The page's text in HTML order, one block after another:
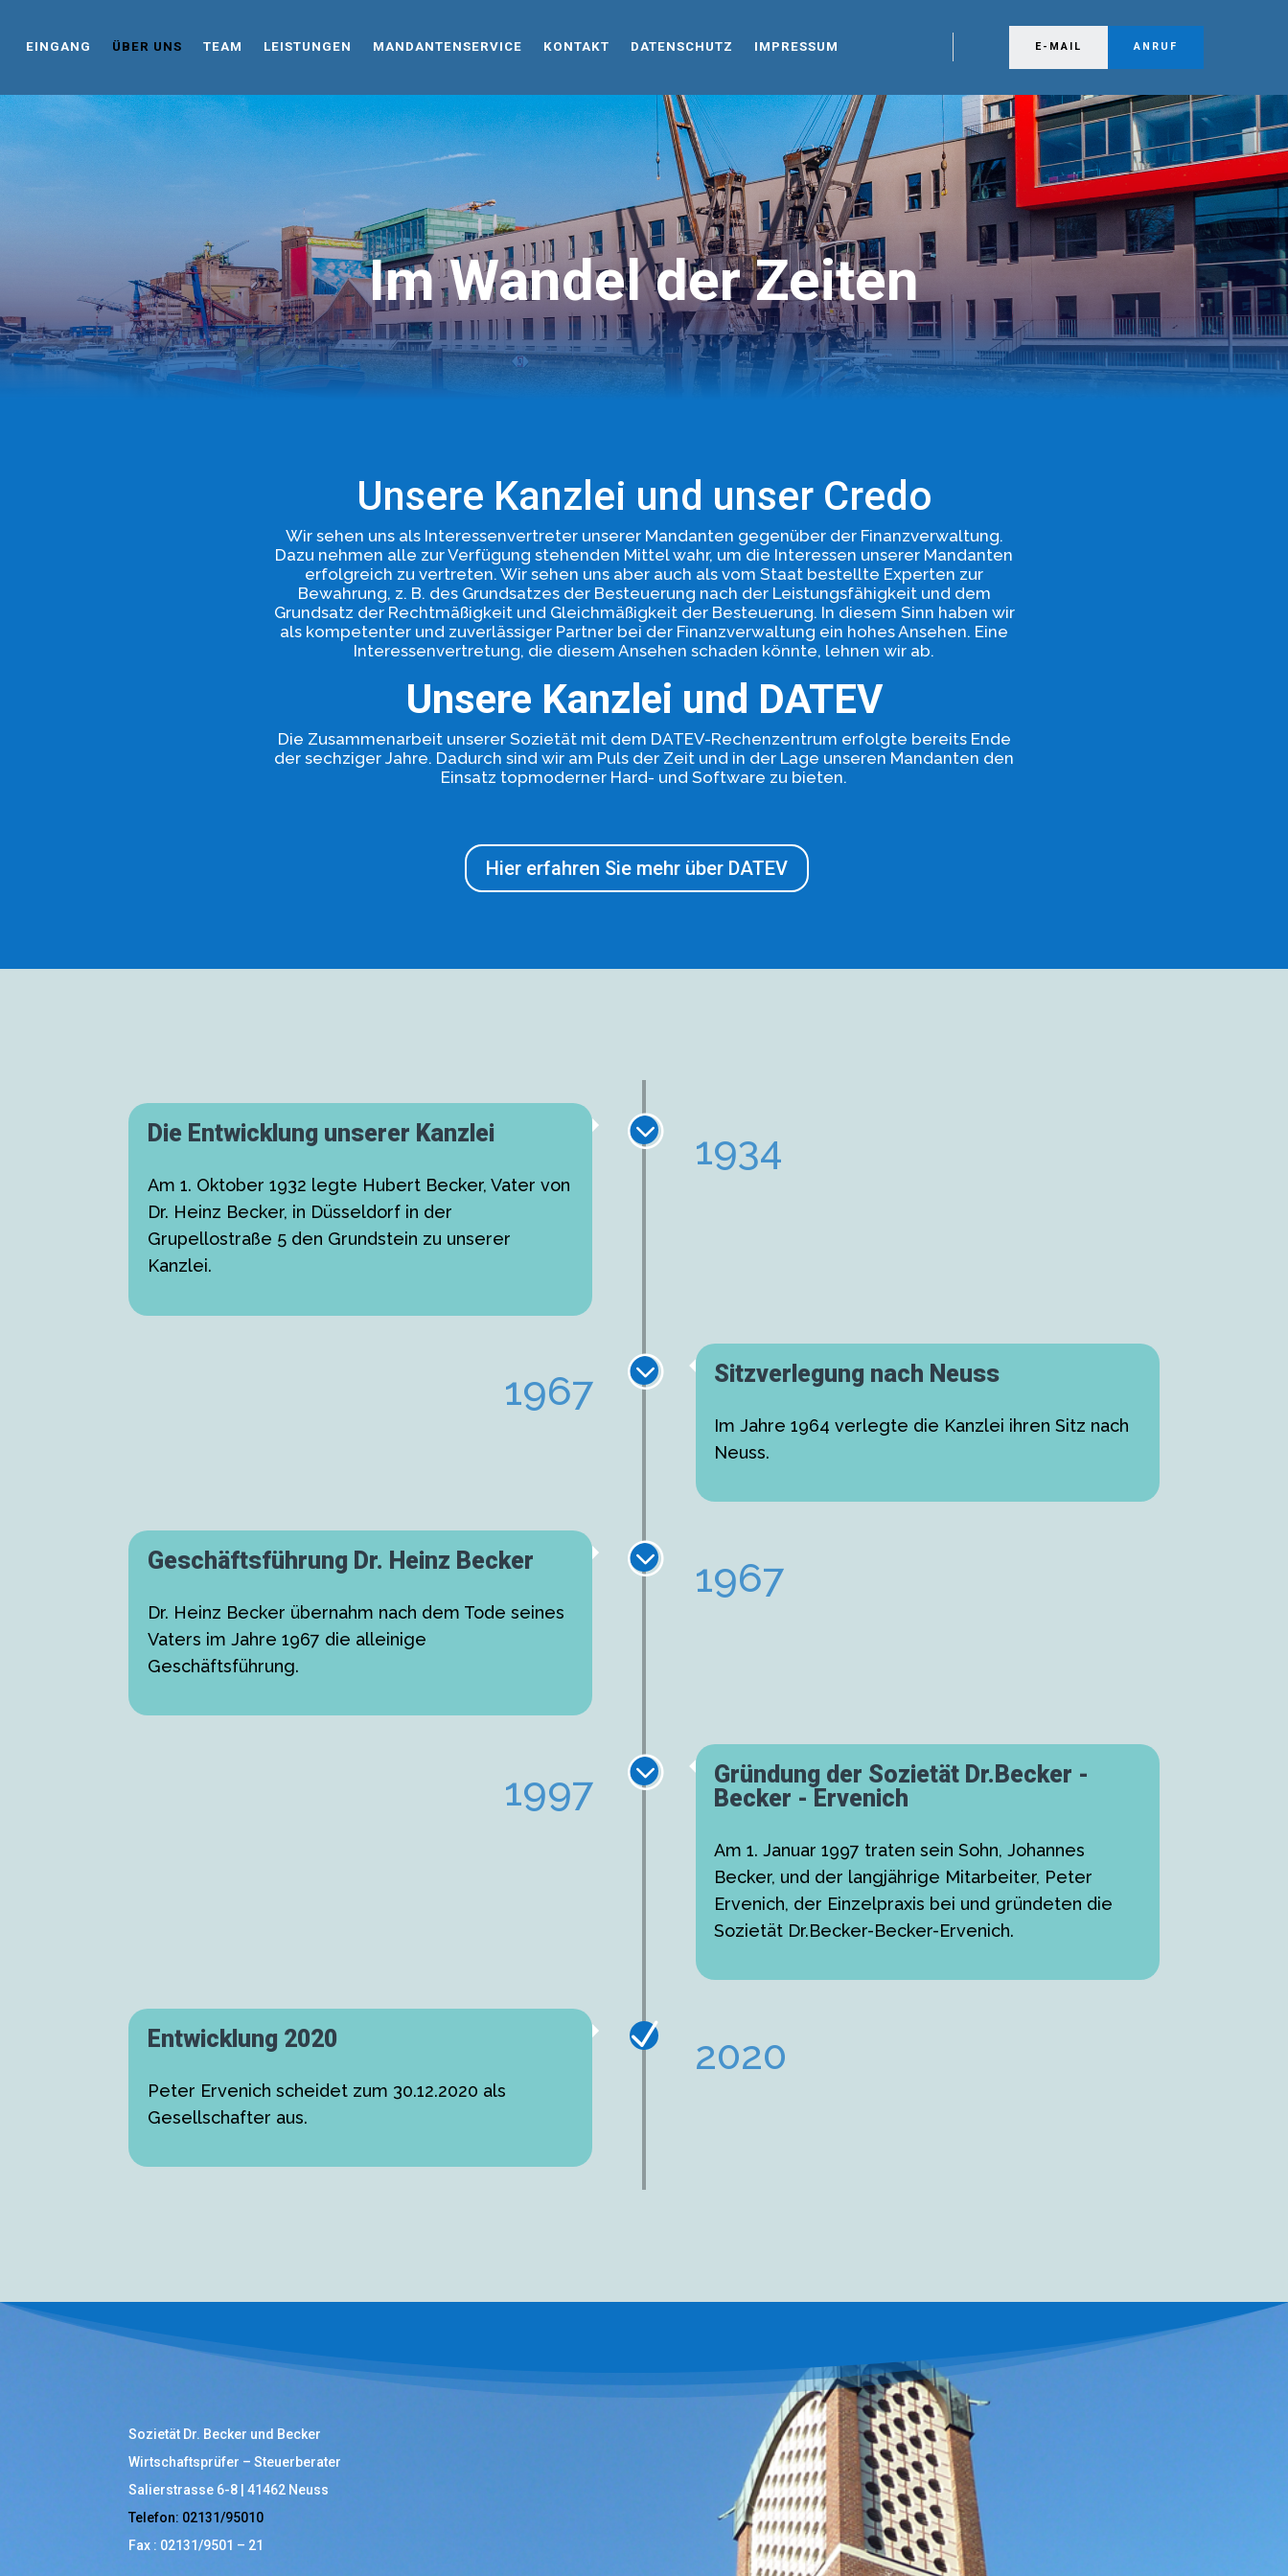
EINGANG ÜBER UNS TEAM LEISTUNGEN MANDANTENSERVICE KONTAKT DATENSCHUTZ IMPRESSUM E-MAIL ANRUF
Im Wandel der Zeiten
Unsere Kanzlei und unser Credo
Wir sehen uns als Interessenvertreter unserer Mandanten gegenüber der Finanzverwaltung.
Dazu nehmen alle zur Verfügung stehenden Mittel wahr, um die Interessen unserer Mandanten
erfolgreich zu vertreten. Wir sehen uns aber auch als vom Staat bestellte Experten zur
Bewahrung, z. B. des Grundsatzes der Besteuerung nach der Leistungsfähigkeit und dem
Grundsatz der Rechtmäßigkeit und Gleichmäßigkeit der Besteuerung. In diesem Sinn haben wir
als kompetenter und zuverlässiger Partner bei der Finanzverwaltung ein hohes Ansehen. Eine
Interessenvertretung, die diesem Ansehen schaden könnte, lehnen wir ab.
Unsere Kanzlei und DATEV
Die Zusammenarbeit unserer Sozietät mit dem DATEV-Rechenzentrum erfolgte bereits Ende
der sechziger Jahre. Dadurch sind wir am Puls der Zeit und in der Lage unseren Mandanten den
Einsatz topmoderner Hard- und Software zu bieten.
Hier erfahren Sie mehr über DATEV
;
Die Entwicklung unserer Kanzlei
Am 1. Oktober 1932 legte Hubert Becker, Vater von
Dr. Heinz Becker, in Düsseldorf in der
Grupellostraße 5 den Grundstein zu unserer
Kanzlei.
1934
; Sitzverlegung nach Neuss
Im Jahre 1964 verlegte die Kanzlei ihren Sitz nach
Neuss.
1967
;
Geschäftsführung Dr. Heinz Becker
Dr. Heinz Becker übernahm nach dem Tode seines
Vaters im Jahre 1967 die alleinige
Geschäftsführung.
1967
;
Gründung der Sozietät Dr.Becker -
Becker - Ervenich
Am 1. Januar 1997 traten sein Sohn, Johannes
Becker, und der langjährige Mitarbeiter, Peter
Ervenich, der Einzelpraxis bei und gründeten die
Sozietät Dr.Becker-Becker-Ervenich.
1997
N
Entwicklung 2020
Peter Ervenich scheidet zum 30.12.2020 als
Gesellschafter aus.
2020
Sozietät Dr. Becker und Becker
Wirtschaftsprüfer – Steuerberater
Salierstrasse 6-8 | 41462 Neuss
Telefon: 02131/95010
Fax : 02131/9501 – 21